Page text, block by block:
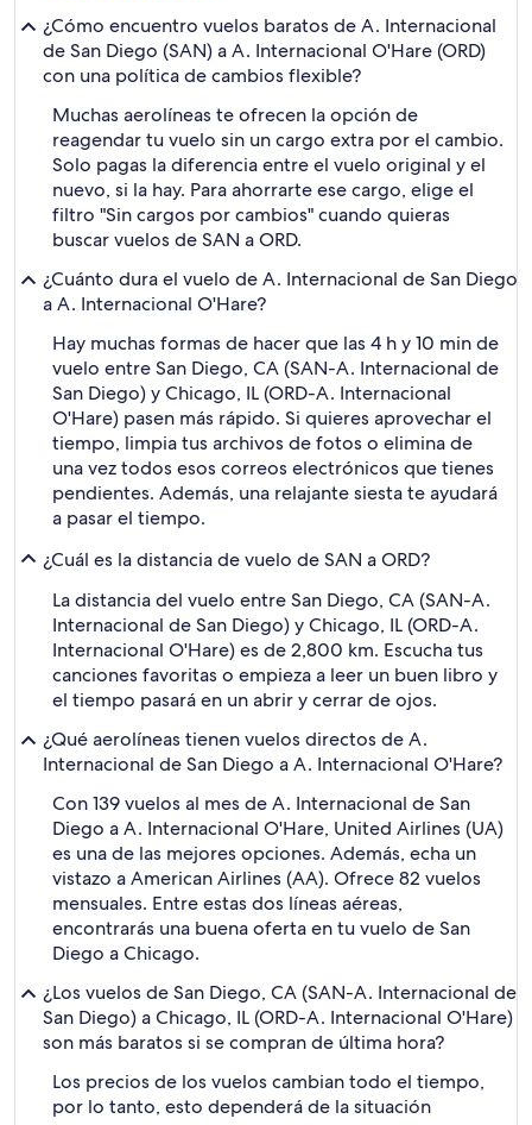
¿Cómo encuentro vuelos baratos de A. Internacional
de San Diego (SAN) a A. Internacional O'Hare (ORD)
con una política de cambios flexible?
Muchas aerolíneas te ofrecen la opción de
reagendar tu vuelo sin un cargo extra por el cambio.
Solo pagas la diferencia entre el vuelo original y el
nuevo, si la hay. Para ahorrarte ese cargo, elige el
filtro "Sin cargos por cambios" cuando quieras
buscar vuelos de SAN a ORD.
¿Cuánto dura el vuelo de A. Internacional de San Diego
a A. Internacional O'Hare?
Hay muchas formas de hacer que las 4 h y 10 min de
vuelo entre San Diego, CA (SAN-A. Internacional de
San Diego) y Chicago, IL (ORD-A. Internacional
O'Hare) pasen más rápido. Si quieres aprovechar el
tiempo, limpia tus archivos de fotos o elimina de
una vez todos esos correos electrónicos que tienes
pendientes. Además, una relajante siesta te ayudará
a pasar el tiempo.
¿Cuál es la distancia de vuelo de SAN a ORD?
La distancia del vuelo entre San Diego, CA (SAN-A.
Internacional de San Diego) y Chicago, IL (ORD-A.
Internacional O'Hare) es de 2,800 km. Escucha tus
canciones favoritas o empieza a leer un buen libro y
el tiempo pasará en un abrir y cerrar de ojos.
¿Qué aerolíneas tienen vuelos directos de A.
Internacional de San Diego a A. Internacional O'Hare?
Con 139 vuelos al mes de A. Internacional de San
Diego a A. Internacional O'Hare, United Airlines (UA)
es una de las mejores opciones. Además, echa un
vistazo a American Airlines (AA). Ofrece 82 vuelos
mensuales. Entre estas dos líneas aéreas,
encontrarás una buena oferta en tu vuelo de San
Diego a Chicago.
¿Los vuelos de San Diego, CA (SAN-A. Internacional de
San Diego) a Chicago, IL (ORD-A. Internacional O'Hare)
son más baratos si se compran de última hora?
Los precios de los vuelos cambian todo el tiempo,
por lo tanto, esto dependerá de la situación